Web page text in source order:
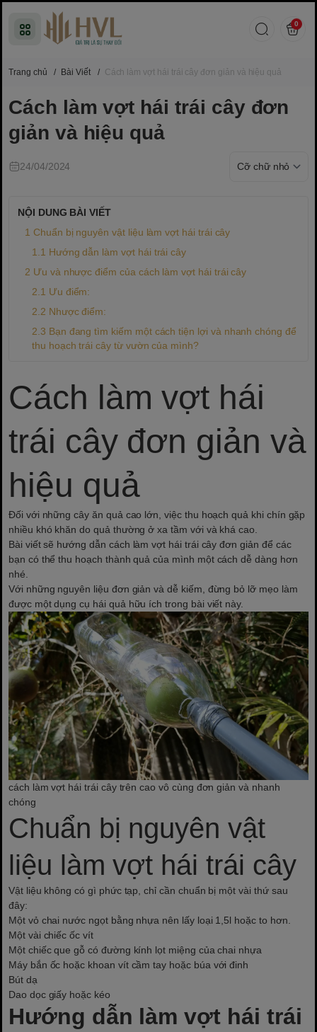
0
Trang chủ / Bài Viết / Cách làm vợt hái trái cây đơn giản và hiệu quả
Cách làm vợt hái trái cây đơn
giản và hiệu quả
24/04/2024
NỘI DUNG BÀI VIẾT
Chuẩn bị nguyên vật liệu làm vợt hái trái cây
Hướng dẫn làm vợt hái trái cây
Ưu và nhược điểm của cách làm vợt hái trái cây
Ưu điểm:
Nhược điểm:
Bạn đang tìm kiếm một cách tiện lợi và nhanh chóng để
thu hoạch trái cây từ vườn của mình?
Cách làm vợt hái
trái cây đơn giản và
hiệu quả
Đối với những cây ăn quả cao lớn, việc thu hoạch quả khi chín gặp
nhiều khó khăn do quả thường ở xa tầm với và khá cao.
Bài viết sẽ hướng dẫn cách làm vợt hái trái cây đơn giản để các
bạn có thể thu hoạch thành quả của mình một cách dễ dàng hơn
nhé.
Với những nguyên liệu đơn giản và dễ kiếm, đừng bỏ lỡ mẹo làm
được một dụng cụ hái quả hữu ích trong bài viết này.
cách làm vợt hái trái cây trên cao vô cùng đơn giản và nhanh
chóng
Chuẩn bị nguyên vật
liệu làm vợt hái trái cây
Vật liệu không có gì phức tạp, chỉ cần chuẩn bị một vài thứ sau
đây:
Một vỏ chai nước ngọt bằng nhựa nên lấy loại 1,5l hoặc to hơn.
Một vài chiếc ốc vít
Một chiếc que gỗ có đường kính lọt miệng của chai nhựa
Máy bắn ốc hoặc khoan vít cầm tay hoặc búa với đinh
Bút dạ
Dao dọc giấy hoặc kéo
Hướng dẫn làm vợt hái trái